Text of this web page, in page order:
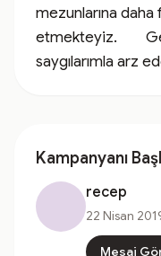
mezunlarına
etmekteyiz.
saygılarımla arz
Kampanyanı
recep
22 Nisan
Mesaj